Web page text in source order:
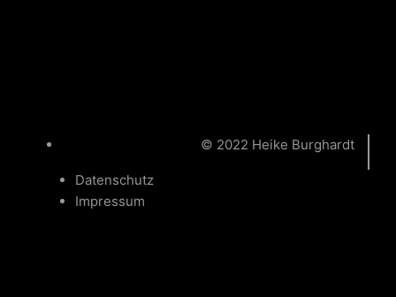
© 2022 Heike Burghardt
Datenschutz
Impressum